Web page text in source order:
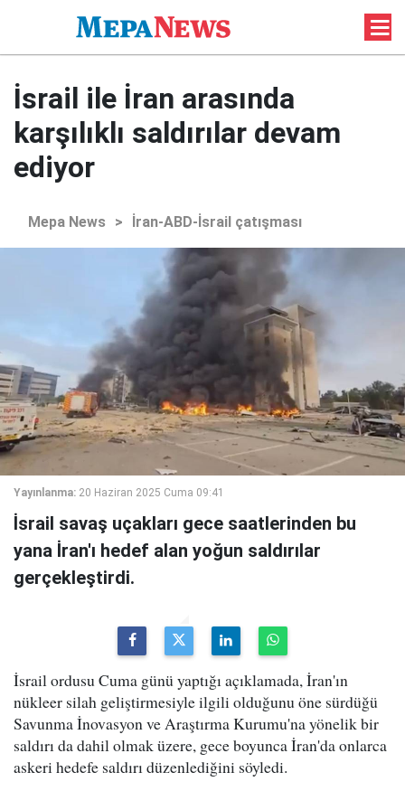
İsrail ile İran arasında
karşılıklı saldırılar devam
ediyor
Mepa News > İran-ABD-İsrail çatışması
Yayınlanma: 20 Haziran 2025 Cuma 09:41
İsrail savaş uçakları gece saatlerinden bu
yana İran'ı hedef alan yoğun saldırılar
gerçekleştirdi.
İsrail ordusu Cuma günü yaptığı açıklamada, İran'ın
nükleer silah geliştirmesiyle ilgili olduğunu öne sürdüğü
Savunma İnovasyon ve Araştırma Kurumu'na yönelik bir
saldırı da dahil olmak üzere, gece boyunca İran'da onlarca
askeri hedefe saldırı düzenlediğini söyledi.